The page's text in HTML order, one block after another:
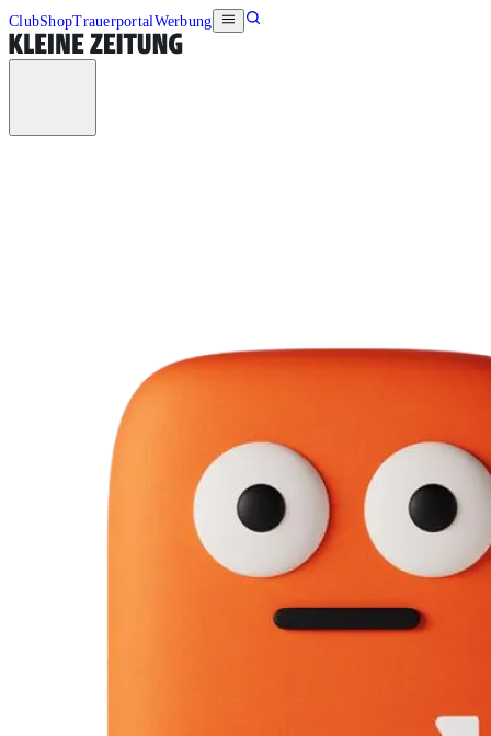
ClubShopTrauerportalWerbung